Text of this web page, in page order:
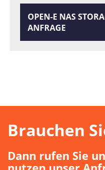
OPEN-E NAS
ANFRAGE
Brauchen
Dann rufen Sie